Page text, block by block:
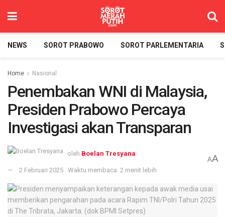
NEWS SOROT PRABOWO SOROT PARLEMENTARIA
Home Nasional
Penembakan WNI di Malaysia,
Presiden Prabowo Percaya
Investigasi akan Transparan
oleh Boelan Tresyana
2 Februari 2025 Waktu membaca: 2 menit lebih
AA